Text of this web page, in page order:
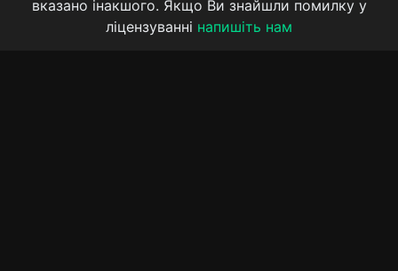
вказано інакшого. Якщо Ви знайшли помилку у
ліцензуванні напишіть нам